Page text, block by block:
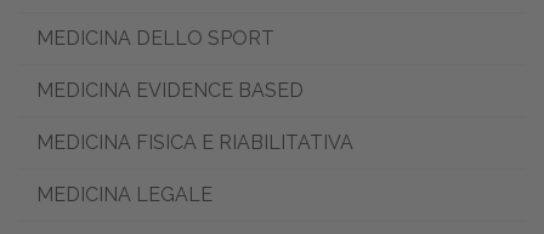
MEDICINA DELLO SPORT
MEDICINA EVIDENCE BASED
MEDICINA FISICA E RIABILITATIVA
MEDICINA LEGALE